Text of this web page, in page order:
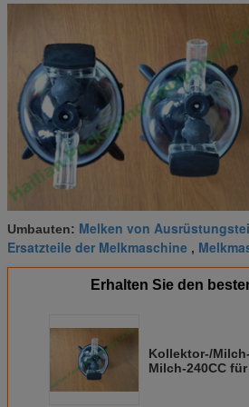
Umbauten: Melken von
Ersatzteile der Melkmaschine ,
Erhalten Sie den
Kollektor-/
Milch-240CC